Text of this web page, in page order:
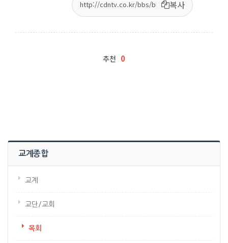
복사
추천 0
교계종합
교계
교단/교회
목회